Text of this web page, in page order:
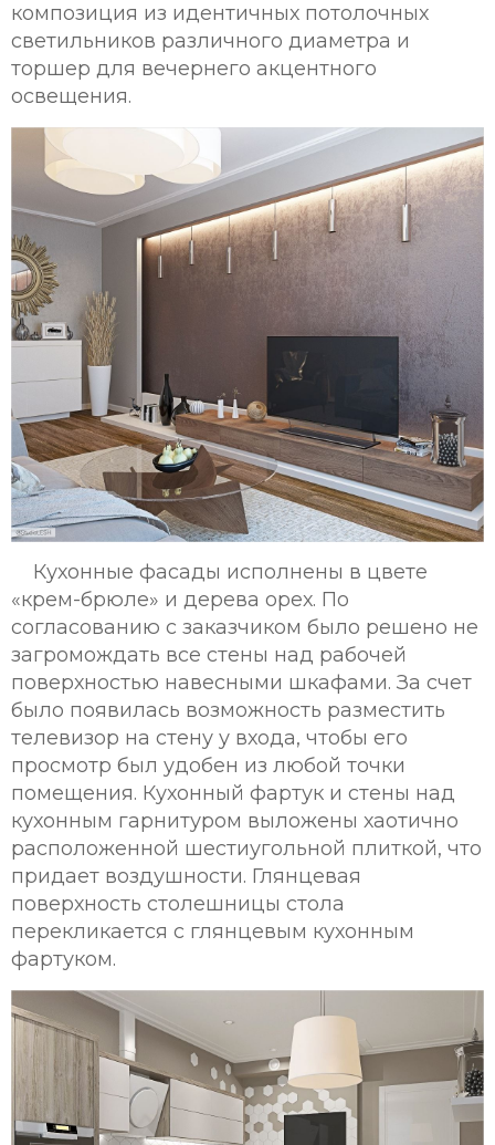
композиция из идентичных потолочных
светильников различного диаметра и
торшер для вечернего акцентного
освещения.
Кухонные фасады исполнены в цвете
«крем-брюле» и дерева орех. По
согласованию с заказчиком было решено не
загромождать все стены над рабочей
поверхностью навесными шкафами. За счет
было появилась возможность разместить
телевизор на стену у входа, чтобы его
просмотр был удобен из любой точки
помещения. Кухонный фартук и стены над
кухонным гарнитуром выложены хаотично
расположенной шестиугольной плиткой, что
придает воздушности. Глянцевая
поверхность столешницы стола
перекликается с глянцевым кухонным
фартуком.